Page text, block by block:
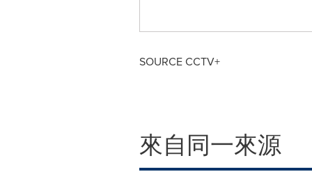
SOURCE CCTV+
來自同一來源